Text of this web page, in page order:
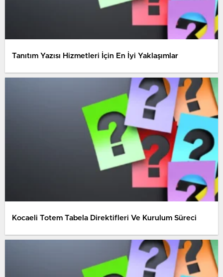
Tanıtım Yazısı Hizmetleri İçin En İyi Yaklaşımlar
Kocaeli Totem Tabela Direktifleri Ve Kurulum Süreci